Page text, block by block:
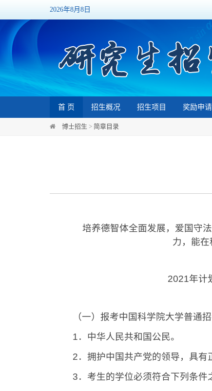
2026年8月8日
首 页 招生概况 招生项目 奖励申请
博士招生 > 简章目录
培养德智体全面发展，爱国守法
力，能在
2021年计
（一）报考中国科学院大学普通
1．中华人民共和国公民。
2．拥护中国共产党的领导，具
3．考生的学位必须符合下列条件